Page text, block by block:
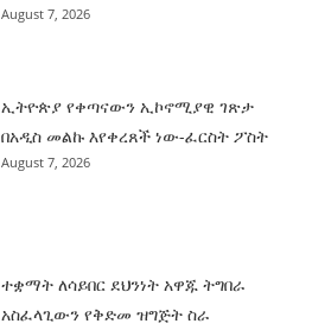
August 7, 2026
ኢትዮጵያ የቀጣናውን ኢኮኖሚያዊ ገጽታ
በአዲስ መልኩ እየቀረጸች ነው-ፈርስት ፖስት
August 7, 2026
ተቋማት ለሳይበር ደህንነት አዋጁ ትግበራ
አስፈላጊውን የቅድመ ዝግጅት ስራ